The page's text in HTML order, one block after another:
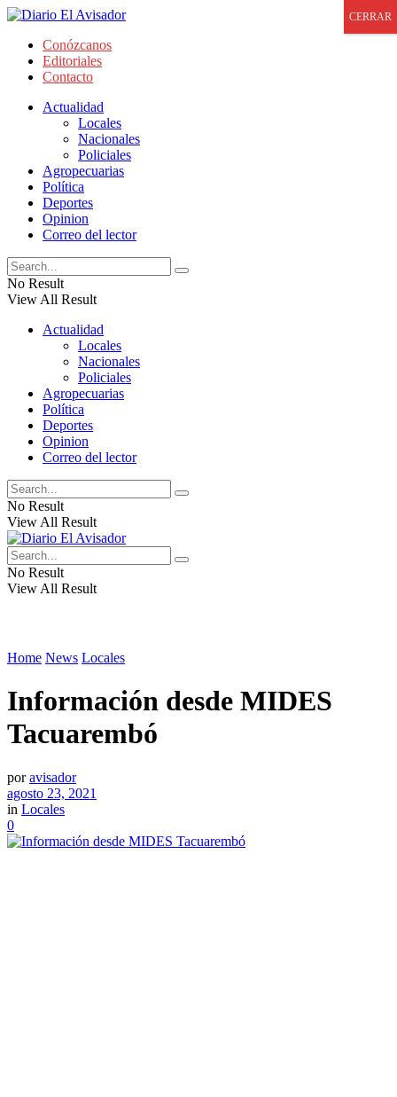
Conózcanos
Editoriales
Contacto
Actualidad
Locales
Nacionales
Policiales
Agropecuarias
Política
Deportes
Opinion
Correo del lector
No Result
View All Result
Actualidad
Locales
Nacionales
Policiales
Agropecuarias
Política
Deportes
Opinion
Correo del lector
No Result
View All Result
No Result
View All Result
Home News Locales
Información desde MIDES
Tacuarembó
por avisador
agosto 23, 2021
in Locales
0
CERRAR